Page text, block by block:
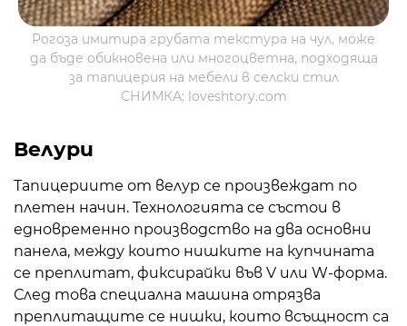
Рогоза имитира грубата текстура на чул, може
да бъде обикновена или многоцветна, подходяща
за тапицерия на мебели в селски стил
СНИМКА: loveshtory.com
Велури
Тапицериите от велур се произвеждат по
плетен начин. Технологията се състои в
едновременно производство на два основни
панела, между които нишките на купчината
се преплитат, фиксирайки във V или W-форма.
След това специална машина отрязва
преплитащите се нишки, които всъщност са